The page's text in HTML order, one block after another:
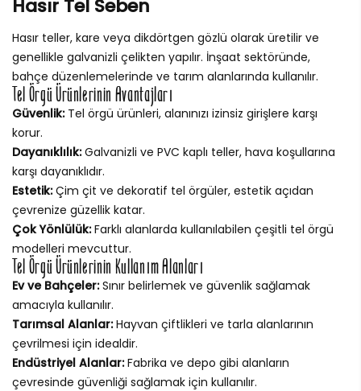
Hasır Tel Seben
Hasır teller, kare veya dikdörtgen gözlü olarak üretilir ve
genellikle galvanizli çelikten yapılır. İnşaat sektöründe,
bahçe düzenlemelerinde ve tarım alanlarında kullanılır.
Tel Örgü Ürünlerinin Avantajları
Güvenlik:Tel örgü ürünleri, alanınızı izinsiz girişlere karşı
korur.
Dayanıklılık:Galvanizli ve PVC kaplı teller, hava koşullarına
karşı dayanıklıdır.
Estetik:Çim çit ve dekoratif tel örgüler, estetik açıdan
çevrenize güzellik katar.
Çok Yönlülük:Farklı alanlarda kullanılabilen çeşitli tel örgü
modelleri mevcuttur.
Tel Örgü Ürünlerinin Kullanım Alanları
Ev ve Bahçeler:Sınır belirlemek ve güvenlik sağlamak
amacıyla kullanılır.
Tarımsal Alanlar:Hayvan çiftlikleri ve tarla alanlarının
çevrilmesi için idealdir.
Endüstriyel Alanlar:Fabrika ve depo gibi alanların
çevresinde güvenliği sağlamak için kullanılır.